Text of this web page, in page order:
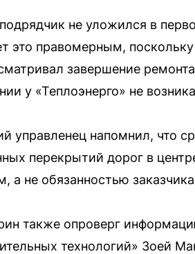
не уложился в
это правомерным,
завершение
у «Теплоэнерго» не
управленец напомнил, что
перекрытий дорог в
а не обязанностью
также опроверг
технологий» Зоей